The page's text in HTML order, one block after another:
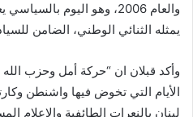
ي
ا
والعام 2006، وهو اليوم
يمثله الثنائي الوطني، الضامن
وأكد قبلان ان “حركة أمل وحزب
الأيام التي تخوض فيها واشنطن
لبنان بالنعرات الطائفية والإعلام